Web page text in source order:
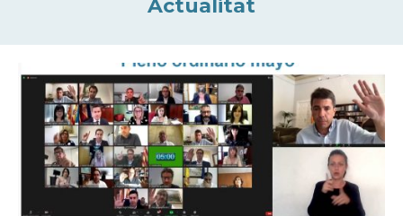
Actualitat